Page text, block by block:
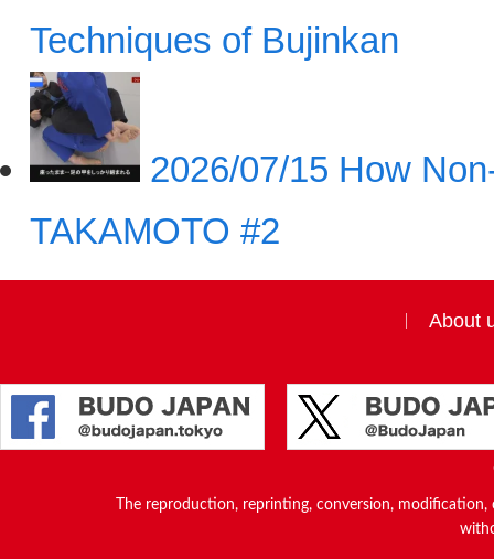
Techniques of Bujinkan
2026/07/15 How
TAKAMOTO #2
About
The reproduction, reprinting, conversion,